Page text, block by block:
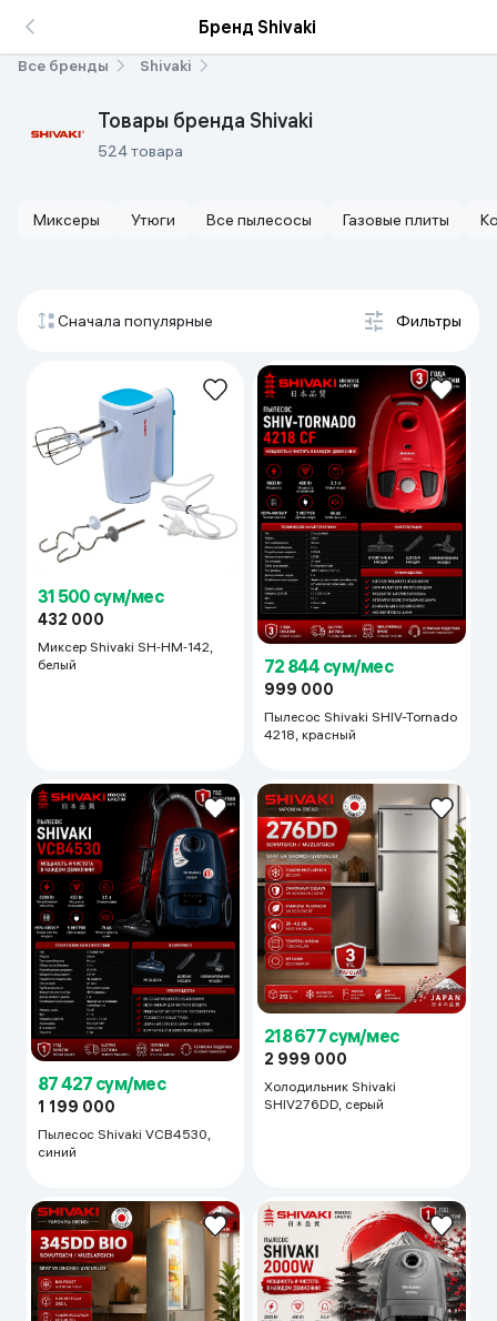
Бренд Shivaki
Все бренды Shivaki
Товары бренда Shivaki
524 товара
Миксеры Утюги Все пылесосы Газовые плиты
Сначала популярные Фильтры
31 500 сум/мес
432 000
Миксер Shivaki SH‑HM‑142,
белый
72 844 сум/мес
999 000
Пылесос Shivaki SHIV-Tornado
4218, красный
87 427 сум/мес
1 199 000
Пылесос Shivaki VCB4530,
синий
218 677 сум/мес
2 999 000
Холодильник Shivaki
SHIV276DD, серый